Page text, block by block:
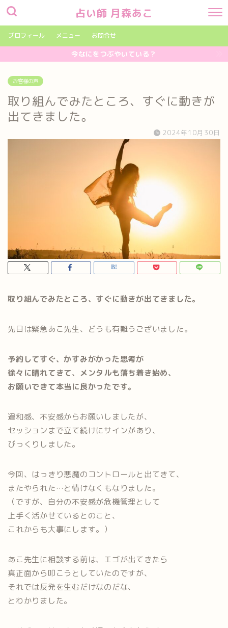
占い師 月森あこ
プロフィール メニュー お問合せ
今なにをつぶやいている？
お客様の声
取り組んでみたところ、すぐに動きが
出てきました。
2024年10月30日
取り組んでみたところ、すぐに動きが出てきました。
先日は緊急あこ先生、どうも有難うございました。
予約してすぐ、かすみがかった思考が
徐々に晴れてきて、メンタルも落ち着き始め、
お願いできて本当に良かったです。
違和感、不安感からお願いしましたが、
セッションまで立て続けにサインがあり、
びっくりしました。
今回、はっきり悪魔のコントロールと出てきて、
またやられた…と情けなくもなりました。
（ですが、自分の不安感が危機管理として
上手く活かせているとのこと、
これからも大事にします。）
あこ先生に相談する前は、エゴが出てきたら
真正面から叩こうとしていたのですが、
それでは反発を生むだけなのだな、
とわかりました。